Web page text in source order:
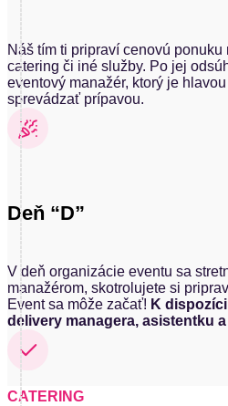
Náš tím ti pripraví cenovú
catering či iné služby. Po jej
eventový manažér, ktorý je
sprevádzať prípavou.
Deň “D”
V deň organizácie eventu sa
manažérom, skotrolujete si
Event sa môže začať! K
delivery managera, asistentku
CATERING